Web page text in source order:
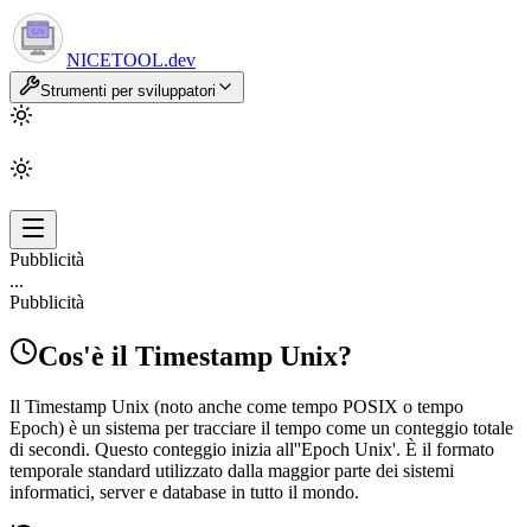
NICETOOL.dev
Strumenti per sviluppatori
Pubblicità
...
Pubblicità
Cos'è il Timestamp Unix?
Il Timestamp Unix (noto anche come tempo POSIX o tempo
Epoch) è un sistema per tracciare il tempo come un conteggio totale
di secondi. Questo conteggio inizia all''Epoch Unix'. È il formato
temporale standard utilizzato dalla maggior parte dei sistemi
informatici, server e database in tutto il mondo.